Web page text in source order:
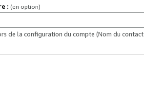
: (en option)
de la configuration du compte (Nom du